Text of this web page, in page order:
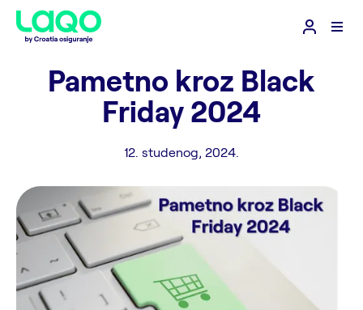
Pametno kroz Black
Friday 2024
12. studenog, 2024.